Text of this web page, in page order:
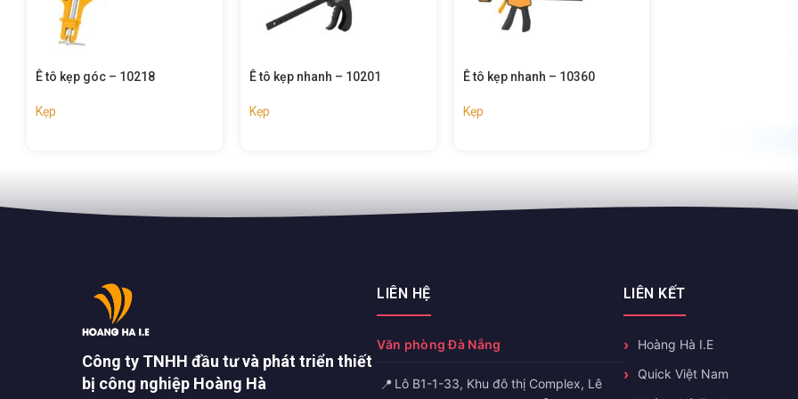
Ê tô kẹp nhanh – 10201
Kẹp
Ê tô kẹp nhanh – 10360
Kẹp
Kẹp chữ f – 10161
Kẹp
Công ty TNHH đầu tư và phát triển thiết
bị công nghiệp Hoàng Hà
LIÊN HỆ
Văn phòng Đà Nẵng
📍 Lô B1-1-33, Khu đô thị Complex, Lê
LIÊN KẾT
Hoàng Hà I.E
Quick Việt Nam